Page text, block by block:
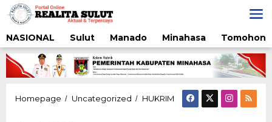
Lewati
ke
konten
NASIONAL
Sulut Manado Minahasa Tomohon
Homepage / Uncategorized / HUKRIM Patroli
Kamtibmas